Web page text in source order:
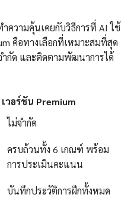
ความคุ้นเคยกับวิธีการที่ AI ใช้
คือทางเลือกที่เหมาะสมที่สุด
กัด และติดตามพัฒนาการได้
เวอร์ชัน Premium
ไม่จำกัด
ครบถ้วนทั้ง 6 เกณฑ์ พร้อม
การประเมินคะแนน
บันทึกประวัติการฝึกทั้งหมด